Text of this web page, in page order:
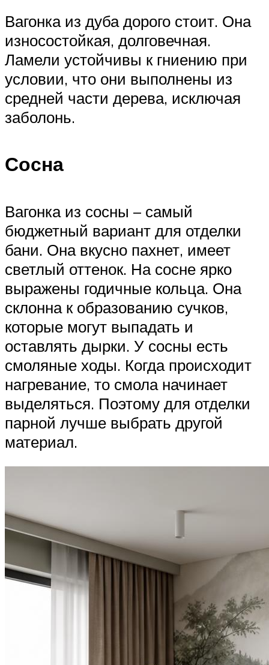
Вагонка из дуба дорого стоит. Она
износостойкая, долговечная.
Ламели устойчивы к гниению при
условии, что они выполнены из
средней части дерева, исключая
заболонь.
Сосна
Вагонка из сосны – самый
бюджетный вариант для отделки
бани. Она вкусно пахнет, имеет
светлый оттенок. На сосне ярко
выражены годичные кольца. Она
склонна к образованию сучков,
которые могут выпадать и
оставлять дырки. У сосны есть
смоляные ходы. Когда происходит
нагревание, то смола начинает
выделяться. Поэтому для отделки
парной лучше выбрать другой
материал.